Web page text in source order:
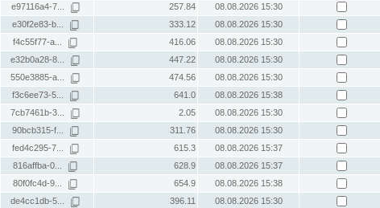
e97116a4-7... 257.84
08.08.2026 15:30
e30f2e83-b... 333.12
08.08.2026 15:30
f4c55f77-a... 416.06
08.08.2026 15:30
e32b0a28-8... 447.22
08.08.2026 15:30
550e3885-a... 474.56
08.08.2026 15:30
f3c6ee73-5... 641.0
08.08.2026 15:38
7cb7461b-3... 2.05
08.08.2026 15:30
90bcb315-f... 311.76
08.08.2026 15:30
fed4c295-7... 615.3
08.08.2026 15:37
816affba-0... 628.9
08.08.2026 15:37
80f0fc4d-9... 654.9
08.08.2026 15:38
de4cc1db-5... 396.11 08.08.2026 15:30